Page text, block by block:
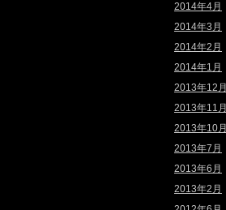
2014年4月
2014年3月
2014年2月
2014年1月
2013年12月
2013年11月
2013年10月
2013年7月
2013年6月
2013年2月